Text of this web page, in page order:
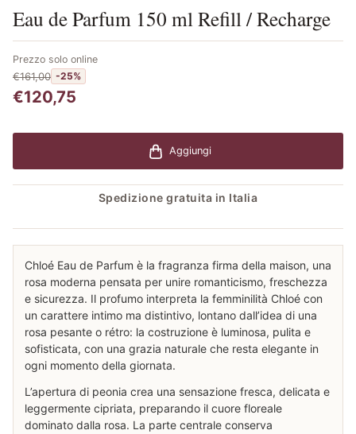
Eau de Parfum 150 ml Refill / Recharge
Prezzo solo online
€161,00 -25%
€120,75
Aggiungi
Spedizione gratuita in Italia
Chloé Eau de Parfum è la fragranza firma della maison, una
rosa moderna pensata per unire romanticismo, freschezza
e sicurezza. Il profumo interpreta la femminilità Chloé con
un carattere intimo ma distintivo, lontano dall’idea di una
rosa pesante o rétro: la costruzione è luminosa, pulita e
sofisticata, con una grazia naturale che resta elegante in
ogni momento della giornata.
L’apertura di peonia crea una sensazione fresca, delicata e
leggermente cipriata, preparando il cuore floreale
dominato dalla rosa. La parte centrale conserva